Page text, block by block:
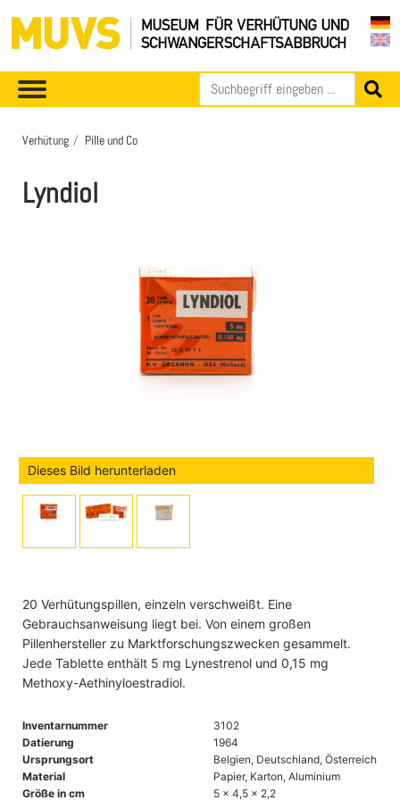
Verhütung Pille und Co
Lyndiol
Dieses Bild herunterladen
20 Verhütungspillen, einzeln verschweißt. Eine
Gebrauchsanweisung liegt bei. Von einem großen
Pillenhersteller zu Marktforschungszwecken gesammelt.
Jede Tablette enthält 5 mg Lynestrenol und 0,15 mg
Methoxy-Aethinyloestradiol.
Inventarnummer
3102
Datierung
1964
Ursprungsort
Belgien, Deutschland, Österreich
Material
Papier, Karton, Aluminium
Größe in cm
5 x 4,5 x 2,2